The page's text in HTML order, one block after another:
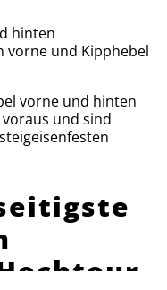
hinten
vorne und Kipphebel
vorne und hinten
und sind